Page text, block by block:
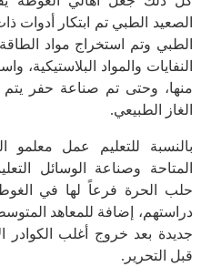
الصعيد الطبي تم ابتكار
الطبي وتم استخراج مواد
النفايات والمواد البلاستيكية،
منها، وحتى تم صناعة حفر يتم
الغاز الطبيعي.
بالنسبة للتعليم عمل معلمو
المتاحة وصناعة الوسائل
حلب الحرة فرعاً لها في
دراستهم، إضافة للمعاهد
جديدة بعد خروج أغلب الكوادر
قبل التحرير.